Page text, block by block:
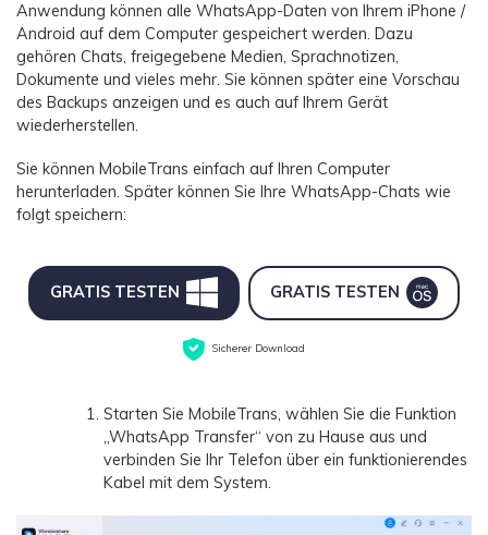
Anwendung können alle WhatsApp-Daten von Ihrem iPhone /
Android auf dem Computer gespeichert werden. Dazu
gehören Chats, freigegebene Medien, Sprachnotizen,
Dokumente und vieles mehr. Sie können später eine Vorschau
des Backups anzeigen und es auch auf Ihrem Gerät
wiederherstellen.
Sie können MobileTrans einfach auf Ihren Computer
herunterladen. Später können Sie Ihre WhatsApp-Chats wie
folgt speichern:
GRATIS TESTEN GRATIS TESTEN
Sicherer Download
Starten Sie MobileTrans, wählen Sie die Funktion
„WhatsApp Transfer“ von zu Hause aus und
verbinden Sie Ihr Telefon über ein funktionierendes
Kabel mit dem System.